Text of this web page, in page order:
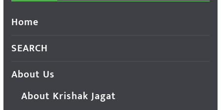
Home
SEARCH
About Us
About Krishak Jagat